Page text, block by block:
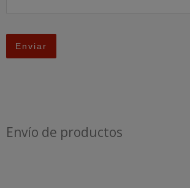
Envío de productos